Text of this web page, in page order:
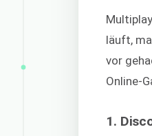
läuft,
vor
Online-
1.